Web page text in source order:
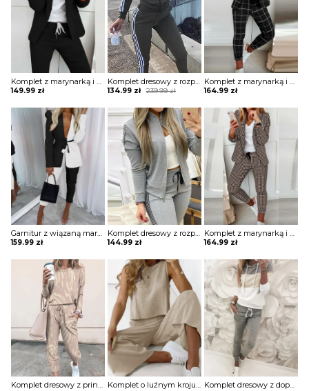
149.99 zł
Komplet dresowy z rozpinaną bluzą z lampasami
239.99zł
Original
was:
239.99 zł.
134.99 zł
Current
is:
134.99 zł.
164.99 zł
159.99 zł
Komplet dresowy z rozpinaną bluzą
144.99 zł 164.99 zł
Komplet dresowy z dopasowanymi spodniami i bluzą z kapturem